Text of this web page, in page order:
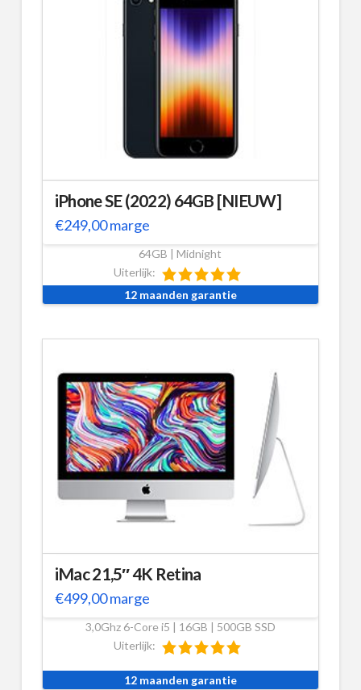
iPhone SE (2022) 64GB [NIEUW]
€249,00marge
64GB | Midnight
Uiterlijk:
12 maanden garantie
iMac 21,5″ 4K Retina
€499,00marge
3,0Ghz 6-Core i5 | 16GB | 500GB SSD
Uiterlijk:
12 maanden garantie